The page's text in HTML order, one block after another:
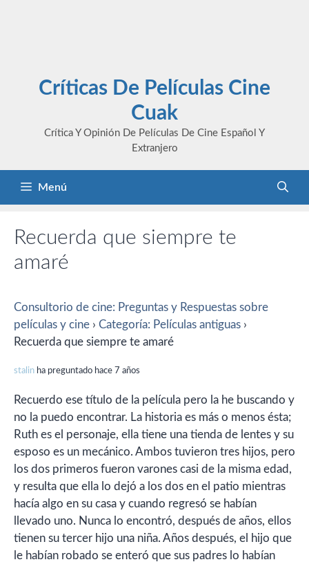
Críticas De Películas Cine
Cuak
Crítica Y Opinión De Películas De Cine Español Y
Extranjero
Menú
Recuerda que siempre te
amaré
Consultorio de cine: Preguntas y Respuestas sobre
películas y cine › Categoría: Películas antiguas ›
Recuerda que siempre te amaré
stalin ha preguntado hace 7 años
Recuerdo ese título de la película pero la he buscando y
no la puedo encontrar. La historia es más o menos ésta;
Ruth es el personaje, ella tiene una tienda de lentes y su
esposo es un mecánico. Ambos tuvieron tres hijos, pero
los dos primeros fueron varones casi de la misma edad,
y resulta que ella lo dejó a los dos en el patio mientras
hacía algo en su casa y cuando regresó se habían
llevado uno. Nunca lo encontró, después de años, ellos
tienen su tercer hijo una niña. Años después, el hijo que
le habían robado se enteró que sus padres lo habían